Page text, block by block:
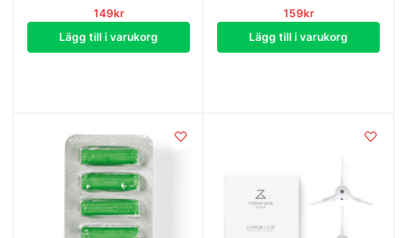
149kr
Lägg till i varukorg
159kr
Lägg till i varukorg